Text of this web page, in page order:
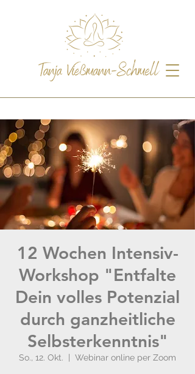
12 Wochen Intensiv-
Workshop "Entfalte
Dein volles Potenzial
durch ganzheitliche
Selbsterkenntnis"
So., 12. Okt. Webinar online per Zoom